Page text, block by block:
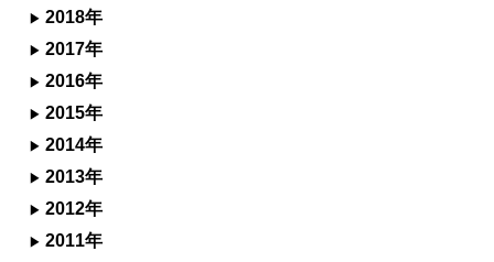
2018年
2017年
2016年
2015年
2014年
2013年
2012年
2011年